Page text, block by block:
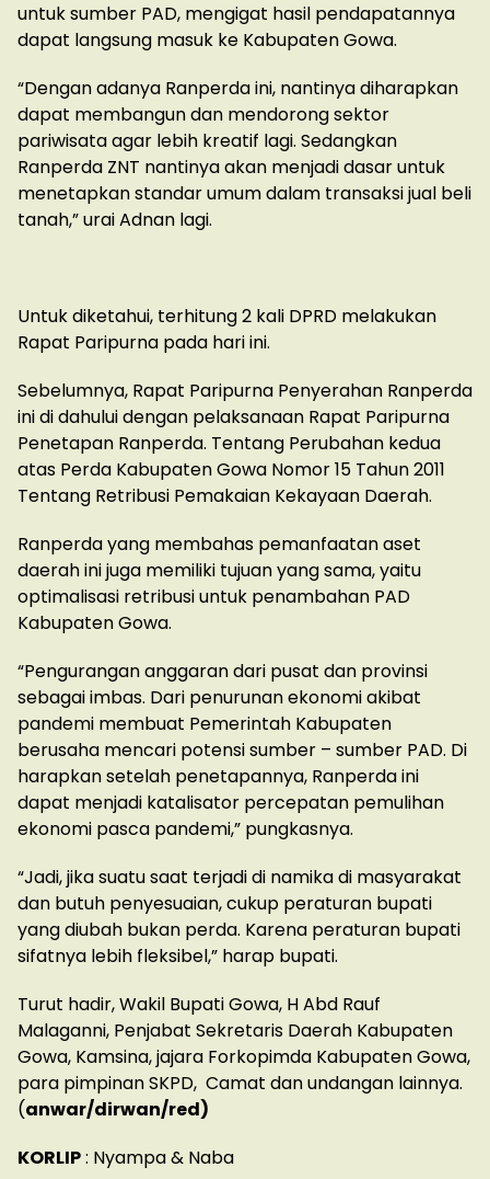
untuk sumber PAD, mengigat hasil pendapatannya
dapat langsung masuk ke Kabupaten Gowa.
“Dengan adanya Ranperda ini, nantinya diharapkan
dapat membangun dan mendorong sektor
pariwisata agar lebih kreatif lagi. Sedangkan
Ranperda ZNT nantinya akan menjadi dasar untuk
menetapkan standar umum dalam transaksi jual beli
tanah,” urai Adnan lagi.
Untuk diketahui, terhitung 2 kali DPRD melakukan
Rapat Paripurna pada hari ini.
Sebelumnya, Rapat Paripurna Penyerahan Ranperda
ini di dahului dengan pelaksanaan Rapat Paripurna
Penetapan Ranperda. Tentang Perubahan kedua
atas Perda Kabupaten Gowa Nomor 15 Tahun 2011
Tentang Retribusi Pemakaian Kekayaan Daerah.
Ranperda yang membahas pemanfaatan aset
daerah ini juga memiliki tujuan yang sama, yaitu
optimalisasi retribusi untuk penambahan PAD
Kabupaten Gowa.
“Pengurangan anggaran dari pusat dan provinsi
sebagai imbas. Dari penurunan ekonomi akibat
pandemi membuat Pemerintah Kabupaten
berusaha mencari potensi sumber – sumber PAD. Di
harapkan setelah penetapannya, Ranperda ini
dapat menjadi katalisator percepatan pemulihan
ekonomi pasca pandemi,” pungkasnya.
“Jadi, jika suatu saat terjadi di namika di masyarakat
dan butuh penyesuaian, cukup peraturan bupati
yang diubah bukan perda. Karena peraturan bupati
sifatnya lebih fleksibel,” harap bupati.
Turut hadir, Wakil Bupati Gowa, H Abd Rauf
Malaganni, Penjabat Sekretaris Daerah Kabupaten
Gowa, Kamsina, jajara Forkopimda Kabupaten Gowa,
para pimpinan SKPD, Camat dan undangan lainnya.
(anwar/dirwan/red)
KORLIP: Nyampa & Naba